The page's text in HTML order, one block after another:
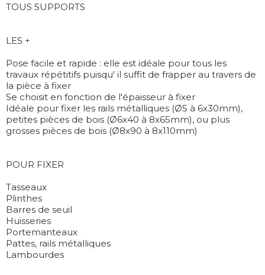
TOUS SUPPORTS
LES +
Pose facile et rapide : elle est idéale pour tous les
travaux répétitifs puisqu' il suffit de frapper au travers de
la pièce à fixer
Se choisit en fonction de l'épaisseur à fixer
Idéale pour fixer les rails métalliques (Ø5 à 6x30mm),
petites pièces de bois (Ø6x40 à 8x65mm), ou plus
grosses pièces de bois (Ø8x90 à 8x110mm)
POUR FIXER
Tasseaux
Plinthes
Barres de seuil
Huisseries
Portemanteaux
Pattes, rails métalliques
Lambourdes